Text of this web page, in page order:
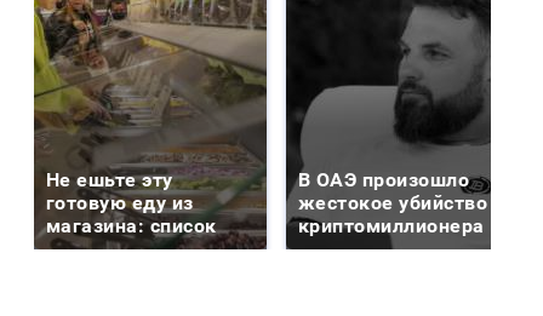
Не ешьте эту
готовую еду из
магазина: список
В ОАЭ произошло
жестокое убийство
криптомиллионера